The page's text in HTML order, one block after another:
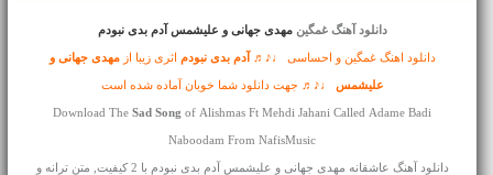
دانلود آهنگ غمگین مهدی جهانی و علیشمس آدم بدی نبودم
دانلود اهنگ غمگین و احساسی ♩♪♬ آدم بدی نبودم اثری زیبا ازمهدی جهانی و
علیشمس ♩♪♬ جهت دانلود شما خوبان آماده شده است
Download TheSad Song of Alishmas Ft Mehdi Jahani Called Adame Badi
Naboodam From NafisMusic
دانلود آهنگ عاشقانه مهدی جهانی و علیشمس آدم بدی نبودم با 2 کیفیت, متن ترانه و